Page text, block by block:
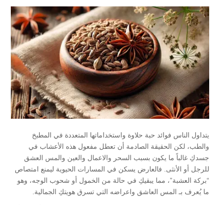
يتداول الناس فوائد حبة حلاوة واستخداماتها المتعددة في المطبخ
والطب، لكن الحقيقة الصادمة أن تعطل مفعول هذه الأعشاب في
جسدكِ غالباً ما يكون بسبب السحر والاعمال والعين والمس العشق
للرجل أو الأنثى. فالعارض يسكن في المسارات الحيوية ليمنع امتصاص
“بركة العشبة”، مما يبقيكِ في حالة من الخمول أو شحوب الوجه، وهو
ما يُعرف بـ المس العاشق واعراضه التي تسرق هويتكِ الجمالية.